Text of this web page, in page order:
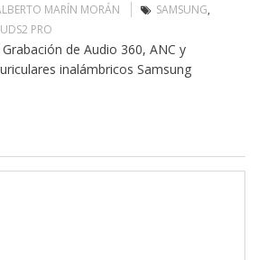
MARÍN MORÁN SAMSUNG,
PRO
de Audio 360, ANC y
inalámbricos Samsung